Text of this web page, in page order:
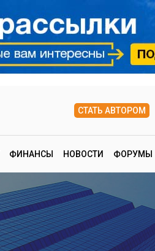
СТАТЬ АВТОРОМ
ФИНАНСЫ НОВОСТИ ФОРУМЫ